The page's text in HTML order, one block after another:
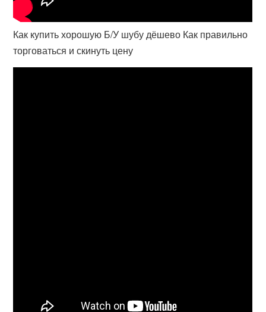
Как купить хорошую Б/У шубу дёшево Как правильно
торговаться и скинуть цену